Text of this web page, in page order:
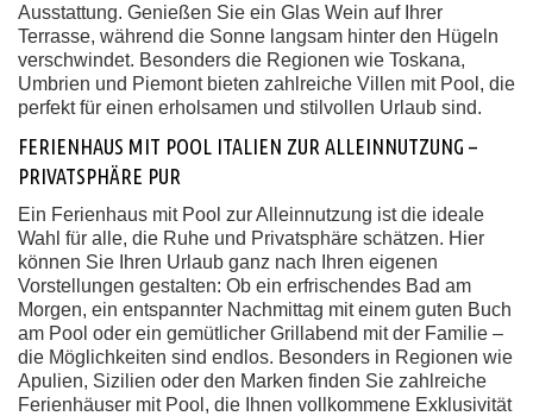
Ausstattung. Genießen Sie ein Glas Wein auf Ihrer
Terrasse, während die Sonne langsam hinter den Hügeln
verschwindet. Besonders die Regionen wie Toskana,
Umbrien und Piemont bieten zahlreiche Villen mit Pool, die
perfekt für einen erholsamen und stilvollen Urlaub sind.
FERIENHAUS MIT POOL ITALIEN ZUR ALLEINNUTZUNG –
PRIVATSPHÄRE PUR
Ein Ferienhaus mit Pool zur Alleinnutzung ist die ideale
Wahl für alle, die Ruhe und Privatsphäre schätzen. Hier
können Sie Ihren Urlaub ganz nach Ihren eigenen
Vorstellungen gestalten: Ob ein erfrischendes Bad am
Morgen, ein entspannter Nachmittag mit einem guten Buch
am Pool oder ein gemütlicher Grillabend mit der Familie –
die Möglichkeiten sind endlos. Besonders in Regionen wie
Apulien, Sizilien oder den Marken finden Sie zahlreiche
Ferienhäuser mit Pool, die Ihnen vollkommene Exklusivität